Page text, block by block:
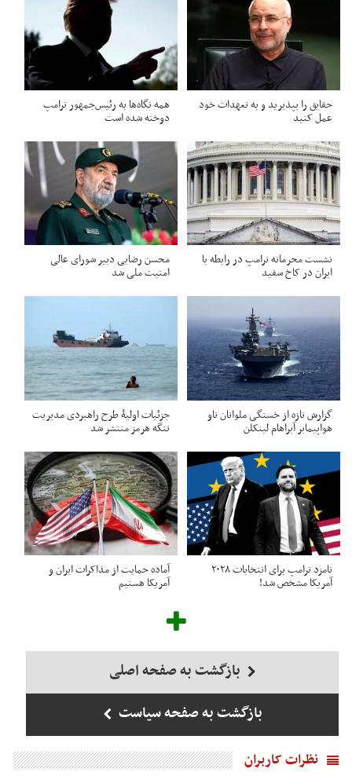
حقایق را بپذیرید و به تعهدات خود
عمل کنید
همه نگاه‌ها به رئیس‌جمهور ترامپ
دوخته شده است
نشست محرمانه ترامپ در رابطه با
ایران در کاخ سفید
محسن رضایی دبیر شورای عالی
امنیت ملی شد
گزارش تازه از خستگی ملوانان ناو
هواپیمابر آبراهام لینکلن
جزئیات اولیۀ طرح راهبردی مدیریت
تنگه هرمز منتشر شد
نامزد ترامپ برای انتخابات ۲۰۲۸
آمریکا مشخص شد!
آماده حمایت از مذاکرات ایران و
آمریکا هستیم
بازگشت به صفحه اصلی
بازگشت به صفحه سیاست
نظرات کاربران